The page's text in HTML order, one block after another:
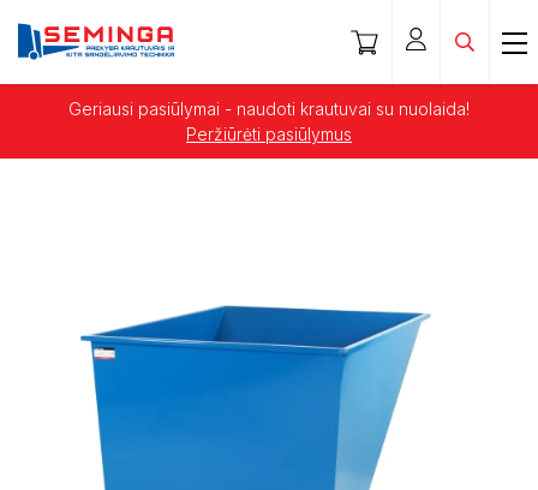
Geriausi pasiūlymai - naudoti krautuvai su nuolaida!
Peržiūrėti pasiūlymus